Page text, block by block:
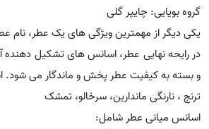
گروه بویایی: چایپر گلی
یکی دیگر از مهمترین ویژگی های یک عطر، نام
در رایحه نهایی عطر، اسانس های تشکیل دهنده
و بسته به کیفیت عطر پخش و ماندگار می شود.
ترنج ، نارنگی ماندارین، سرخالو، تمشک
اسانس میانی عطر شامل: